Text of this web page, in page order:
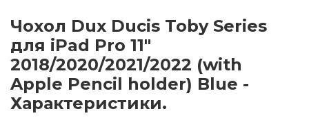
Чохол Dux Ducis Toby Series
для iPad Pro 11"
2018/2020/2021/2022 (with
Apple Pencil holder) Blue -
Характеристики.